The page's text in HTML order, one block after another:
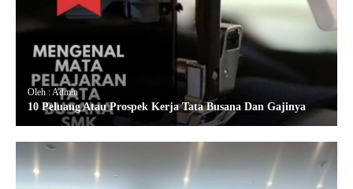
Oleh : Admin
10 Peluang Atau Prospek Kerja Tata Busana Dan Gajinya